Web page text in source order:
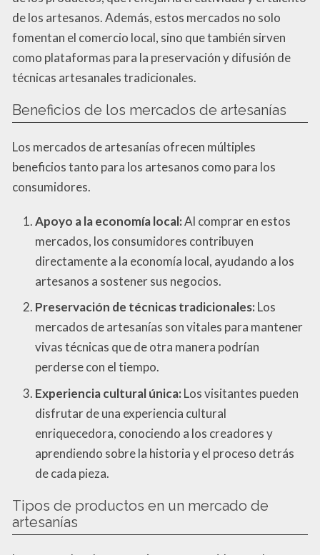
de los artesanos. Además, estos mercados no solo
fomentan el comercio local, sino que también sirven
como plataformas para la preservación y difusión de
técnicas artesanales tradicionales.
Beneficios de los mercados de artesanías
Los mercados de artesanías ofrecen múltiples
beneficios tanto para los artesanos como para los
consumidores.
Apoyo a la economía local:Al comprar en estos
mercados, los consumidores contribuyen
directamente a la economía local, ayudando a los
artesanos a sostener sus negocios.
Preservación de técnicas tradicionales: Los
mercados de artesanías son vitales para mantener
vivas técnicas que de otra manera podrían
perderse con el tiempo.
Experiencia cultural única: Los visitantes pueden
disfrutar de una experiencia cultural
enriquecedora, conociendo a los creadores y
aprendiendo sobre la historia y el proceso detrás
de cada pieza.
Tipos de productos en un mercado de
artesanías